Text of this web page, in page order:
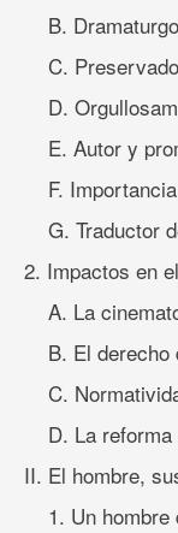
B.
C.
D.
E. Autor y
F.
G. Traductor
2. Impactos en
A. La
B. El derecho
C.
D. La
II. El hombre,
1. Un